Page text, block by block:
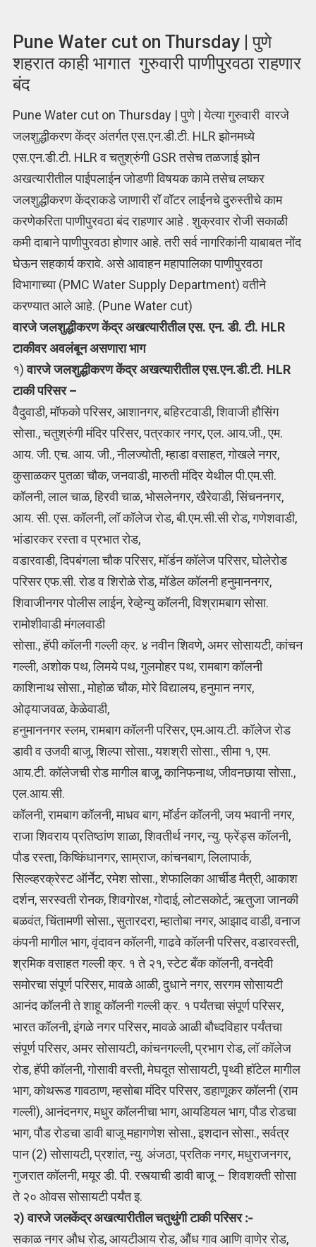
Pune Water cut on Thursday | पुणे
शहरात काही भागात गुरुवारी पाणीपुरवठा राहणार
बंद
Pune Water cut on Thursday | पुणे | येत्या गुरुवारी वारजे
जलशुद्धीकरण केंद्र अंतर्गत एस.एन.डी.टी. HLR झोनमध्ये
एस.एन.डी.टी. HLR व चतुश्रुंगी GSR तसेच तळजाई झोन
अखत्यारीतील पाईपलाईन जोडणी विषयक कामे तसेच लष्कर
जलशुद्धीकरण केंद्राकडे जाणारी रॉ वॉटर लाईनचे दुरुस्तीचे काम
करणेकरिता पाणीपुरवठा बंद राहणार आहे . शुक्रवार रोजी सकाळी
कमी दाबाने पाणीपुरवठा होणार आहे. तरी सर्व नागरिकांनी याबाबत नोंद
घेऊन सहकार्य करावे. असे आवाहन महापालिका पाणीपुरवठा
विभागाच्या (PMC Water Supply Department) वतीने
करण्यात आले आहे. (Pune Water cut)
वारजे जलशुद्धीकरण केंद्र अखत्यारीतील एस. एन. डी. टी. HLR
टाकीवर अवलंबून असणारा भाग
१)वारजे जलशुद्धीकरण केंद्र अखत्यारीतील एस.एन.डी.टी. HLR
टाकी परिसर –
वैदुवाडी, मॉफको परिसर, आशानगर, बहिरटवाडी, शिवाजी हौसिंग
सोसा., चतुश्रुंगी मंदिर परिसर, पत्रकार नगर, एल. आय.जी., एम.
आय. जी. एच. आय. जी., नीलज्योती, म्हाडा वसाहत, गोखले नगर,
कुसाळकर पुतळा चौक, जनवाडी, मारुती मंदिर येथील पी.एम.सी.
कॉलनी, लाल चाळ, हिरवी चाळ, भोसलेनगर, खैरेवाडी, सिंचननगर,
आय. सी. एस. कॉलनी, लॉ कॉलेज रोड, बी.एम.सी.सी रोड, गणेशवाडी,
भांडारकर रस्ता व प्रभात रोड,
वडारवाडी, दिपबंगला चौक परिसर, मॉर्डन कॉलेज परिसर, घोलेरोड
परिसर एफ.सी. रोड व शिरोळे रोड, मॉडेल कॉलनी हनुमाननगर,
शिवाजीनगर पोलीस लाईन, रेव्हेन्यु कॉलनी, विश्रामबाग सोसा.
रामोशीवाडी मंगलवाडी
सोसा., हॅपी कॉलनी गल्ली क्र. ४ नवीन शिवणे, अमर सोसायटी, कांचन
गल्ली, अशोक पथ, लिमये पथ, गुलमोहर पथ, रामबाग कॉलनी
काशिनाथ सोसा., मोहोळ चौक, मोरे विद्यालय, हनुमान नगर,
ओढ्याजवळ, केळेवाडी,
हनुमाननगर स्लम, रामबाग कॉलनी परिसर, एम.आय.टी. कॉलेज रोड
डावी व उजवी बाजू, शिल्पा सोसा., यशश्री सोसा., सीमा १, एम.
आय.टी. कॉलेजची रोड मागील बाजू, कानिफनाथ, जीवनछाया सोसा.,
एल.आय.सी.
कॉलनी, रामबाग कॉलनी, माधव बाग, मॉर्डन कॉलनी, जय भवानी नगर,
राजा शिवराय प्रतिष्ठांण शाळा, शिवतीर्थ नगर, न्यु. फ्रेंड्स कॉलनी,
पौड रस्ता, किष्किंधानगर, साम्राज, कांचनबाग, लिलापार्क,
सिल्व्हरक्रेस्ट ऑर्नेट, रमेश सोसा., शेफालिका आर्चीड मैत्री, आकाश
दर्शन, सरस्वती रोनक, शिवगोरक्ष, गोदाई, लोटसकोर्ट, ऋतुजा जानकी
बळवंत, चिंतामणी सोसा., सुतारदरा, म्हातोबा नगर, आझाद वाडी, वनाज
कंपनी मागील भाग, वृंदावन कॉलनी, गाढवे कॉलनी परिसर, वडारवस्ती,
श्रमिक वसाहत गल्ली क्र. १ ते २१, स्टेट बँक कॉलनी, वनदेवी
समोरचा संपूर्ण परिसर, मावळे आळी, दुधाने नगर, सरगम सोसायटी
आनंद कॉलनी ते शाहू कॉलनी गल्ली क्र. १ पर्यंतचा संपूर्ण परिसर,
भारत कॉलनी, इंगळे नगर परिसर, मावळे आळी बौध्दविहार पर्यंतचा
संपूर्ण परिसर, अमर सोसायटी, कांचनगल्ली, प्रभाग रोड, लॉ कॉलेज
रोड, हॅपी कॉलनी, गोसावी वस्ती, मेघदूत सोसायटी, पृथ्वी हॉटेल मागील
भाग, कोथरूड गावठाण, म्हसोबा मंदिर परिसर, डहाणूकर कॉलनी (राम
गल्ली), आनंदनगर, मधुर कॉलनीचा भाग, आयडियल भाग, पौड रोडचा
भाग, पौड रोडचा डावी बाजू महागणेश सोसा., इशदान सोसा., सर्वत्र
पान (2) सोसायटी, प्रशांत, न्यु. अंजठा, प्रतिक नगर, मधुराजनगर,
गुजरात कॉलनी, मयूर डी. पी. रस्त्याची डावी बाजू – शिवशक्ती सोसा
ते २० ओवस सोसायटी पर्यंत इ.
२)वारजे जलकेंद्र अखत्यारीतील चतुथुंगी टाकी परिसर :-
सकाळ नगर औध रोड, आयटीआय रोड, औंध गाव आणि वाणेर रोड,